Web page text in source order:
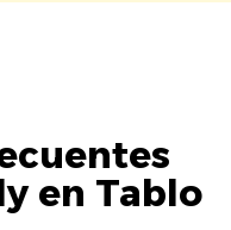
en Tablo